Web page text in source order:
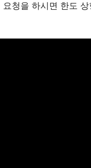
요청을 하시면 한도 상